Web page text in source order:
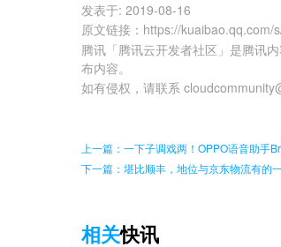
发表于: 2019-08-16
原文链接 ： https://kuaibao.qq.com/
腾讯「腾讯云开发者社区」是腾讯
布内容。
如有侵权，请联系
上一篇：一下子调戏两！OPPO语音助手
下一篇：堪比顺丰，地位与京东物流有的
相关快讯